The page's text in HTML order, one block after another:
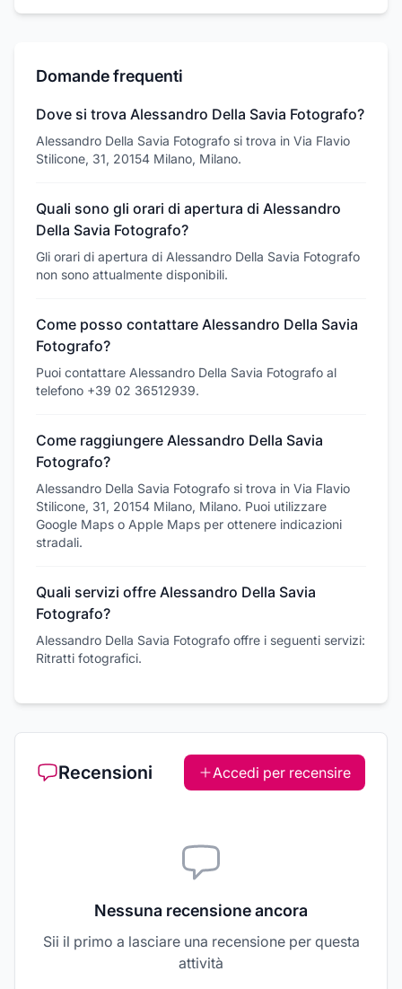
Domande frequenti
Dove si trova Alessandro Della Savia Fotografo?
Alessandro Della Savia Fotografo si trova in Via Flavio
Stilicone, 31, 20154 Milano, Milano.
Quali sono gli orari di apertura di Alessandro
Della Savia Fotografo?
Gli orari di apertura di Alessandro Della Savia Fotografo
non sono attualmente disponibili.
Come posso contattare Alessandro Della Savia
Fotografo?
Puoi contattare Alessandro Della Savia Fotografo al
telefono +39 02 36512939.
Come raggiungere Alessandro Della Savia
Fotografo?
Alessandro Della Savia Fotografo si trova in Via Flavio
Stilicone, 31, 20154 Milano, Milano. Puoi utilizzare
Google Maps o Apple Maps per ottenere indicazioni
stradali.
Quali servizi offre Alessandro Della Savia
Fotografo?
Alessandro Della Savia Fotografo offre i seguenti servizi:
Ritratti fotografici.
Recensioni Accedi per recensire
Nessuna recensione ancora
Sii il primo a lasciare una recensione per questa
attività